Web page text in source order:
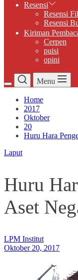
Resensi
Resensi
Resensi
Kiriman
Cerpen
puisi
opini
Menu
Home
2017
Oktober
20
Huru Hara
Laput
Huru
Aset
LPM Institut
Oktober 20, 2017